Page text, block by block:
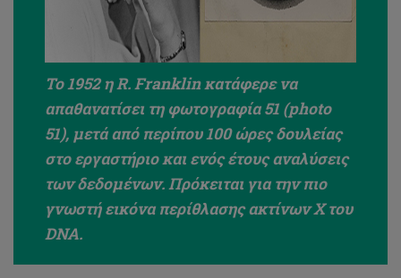
Το 1952 η R. Franklin κατάφερε να
απαθανατίσει τη φωτογραφία 51 (photo
51), μετά από περίπου 100 ώρες δουλείας
στο εργαστήριο και ενός έτους αναλύσεις
των δεδομένων. Πρόκειται για την πιο
γνωστή εικόνα περίθλασης ακτίνων Χ του
DNA.